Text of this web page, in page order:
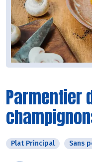
Parmentier
Plat Principal Sans